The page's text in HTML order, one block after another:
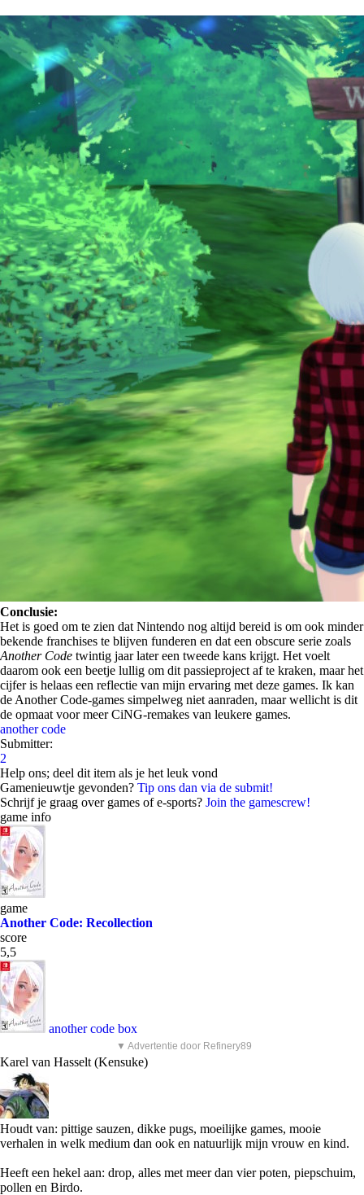
Conclusie:
Het is goed om te zien dat Nintendo nog altijd bereid is om ook minder
bekende franchises te blijven funderen en dat een obscure serie zoals
Another Code twintig jaar later een tweede kans krijgt. Het voelt
daarom ook een beetje lullig om dit passieproject af te kraken, maar het
cijfer is helaas een reflectie van mijn ervaring met deze games. Ik kan
de Another Code-games simpelweg niet aanraden, maar wellicht is dit
de opmaat voor meer CiNG-remakes van leukere games.
another code
Submitter:
2
Help ons; deel dit item als je het leuk vond
Gamenieuwtje gevonden? Tip ons dan via de submit!
Schrijf je graag over games of e-sports? Join the gamescrew!
game info
game
Another Code: Recollection
score
5,5
another code box
▼ Advertentie door Refinery89
Karel van Hasselt (Kensuke)
Houdt van: pittige sauzen, dikke pugs, moeilijke games, mooie
verhalen in welk medium dan ook en natuurlijk mijn vrouw en kind.
Heeft een hekel aan: drop, alles met meer dan vier poten, piepschuim,
pollen en Birdo.